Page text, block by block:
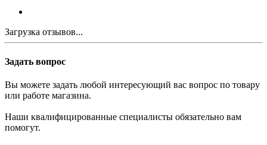
Загрузка отзывов...
Задать вопрос
Вы можете задать любой интересующий вас вопрос по товару
или работе магазина.
Наши квалифицированные специалисты обязательно вам
помогут.